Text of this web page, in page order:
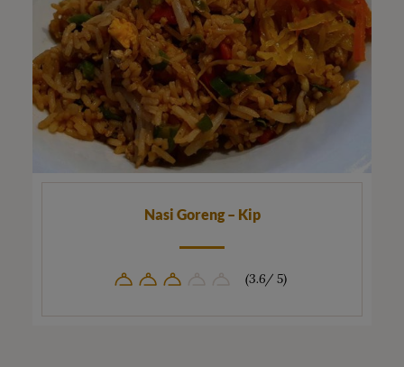
Nasi Goreng – Kip
(3.6/ 5)